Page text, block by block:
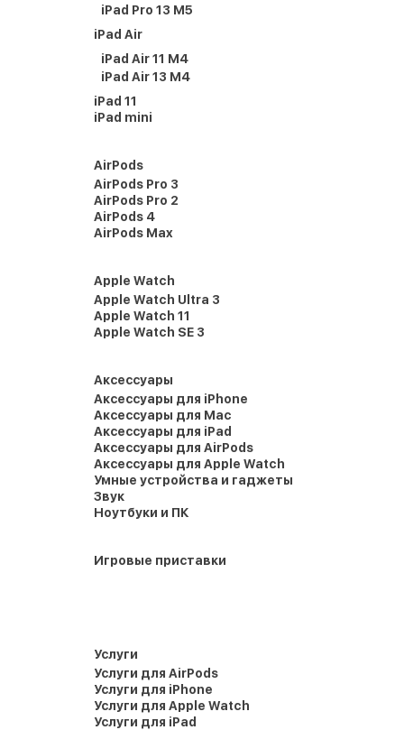
iPad Pro 13 M5
iPad Air
iPad Air 11 M4
iPad Air 13 M4
iPad 11
iPad mini
AirPods
AirPods Pro 3
AirPods Pro 2
AirPods 4
AirPods Max
Apple Watch
Apple Watch Ultra 3
Apple Watch 11
Apple Watch SE 3
Аксессуары
Аксессуары для iPhone
Аксессуары для Mac
Аксессуары для iPad
Аксессуары для AirPods
Аксессуары для Apple Watch
Умные устройства и гаджеты
Звук
Ноутбуки и ПК
Игровые приставки
Услуги
Услуги для AirPods
Услуги для iPhone
Услуги для Apple Watch
Услуги для iPad